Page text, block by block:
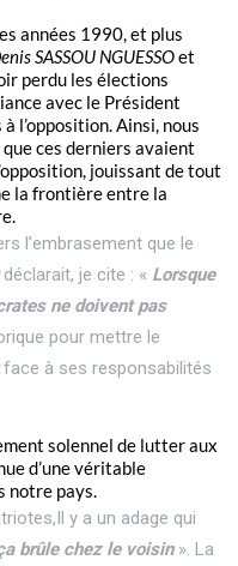
années 1990, et plus
SASSOU NGUESSOet
perdu les élections
avec le Président
l’opposition. Ainsi, nous
ces derniers avaient
jouissant de tout
la frontière entre la
l’embrasement que le
déclarait, je cite : « Lorsque
ne doivent pas
pour mettre le
face à ses responsabilités
solennel de lutter aux
d’une véritable
notre pays.
y a un adage qui
brûle chez le voisin». La